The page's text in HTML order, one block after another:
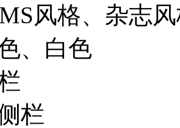
风格、杂志
、白色
栏